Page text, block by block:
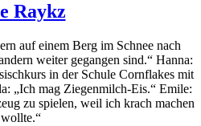
Raykz
auf einem Berg im Schnee nach
weiter gegangen sind.“ Hanna:
in der Schule Cornflakes mit
„Ich mag Ziegenmilch-Eis.“ Emile:
zu spielen, weil ich krach machen
wollte.“